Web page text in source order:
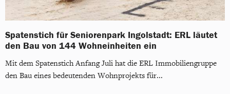
Spatenstich für Seniorenpark Ingolstadt: ERL läutet
den Bau von 144 Wohneinheiten ein
Mit dem Spatenstich Anfang Juli hat die ERL Immobiliengruppe
den Bau eines bedeutenden Wohnprojekts für...